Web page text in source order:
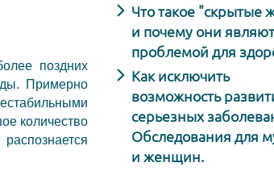
поздних
Примерно
количество
Что такое "скрытые
и почему они
проблемой для
Как исключить
возможность
серьезных
Обследования для
и женщин.